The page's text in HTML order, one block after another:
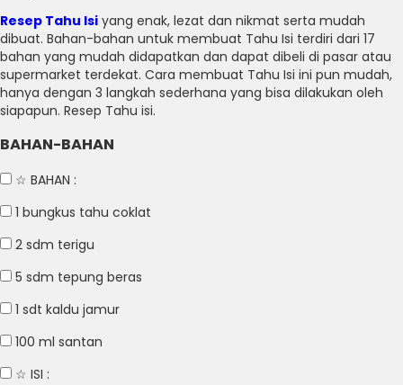
Resep Tahu Isi yang enak, lezat dan nikmat serta mudah
dibuat. Bahan-bahan untuk membuat Tahu Isi terdiri dari 17
bahan yang mudah didapatkan dan dapat dibeli di pasar atau
supermarket terdekat. Cara membuat Tahu Isi ini pun mudah,
hanya dengan 3 langkah sederhana yang bisa dilakukan oleh
siapapun. Resep Tahu isi.
BAHAN-BAHAN
☆ BAHAN :
1 bungkus tahu coklat
2 sdm terigu
5 sdm tepung beras
1 sdt kaldu jamur
100 ml santan
☆ ISI :